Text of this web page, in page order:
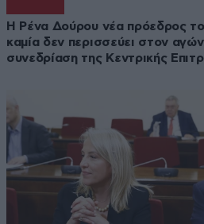
Η Ρένα Δούρου νέα πρόεδρος
καμία δεν περισσεύει στον
συνεδρίαση της Κεντρικής